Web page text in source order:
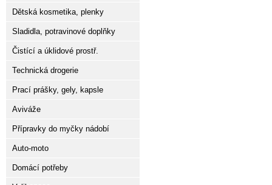
Dětská kosmetika, plenky
Sladidla, potravinové doplňky
Čistící a úklidové prostř.
Technická drogerie
Prací prášky, gely, kapsle
Aviváže
Přípravky do myčky nádobí
Auto-moto
Domácí potřeby